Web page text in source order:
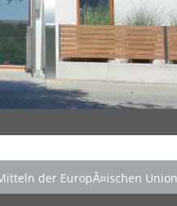
der EuropĂ¤ischen Union